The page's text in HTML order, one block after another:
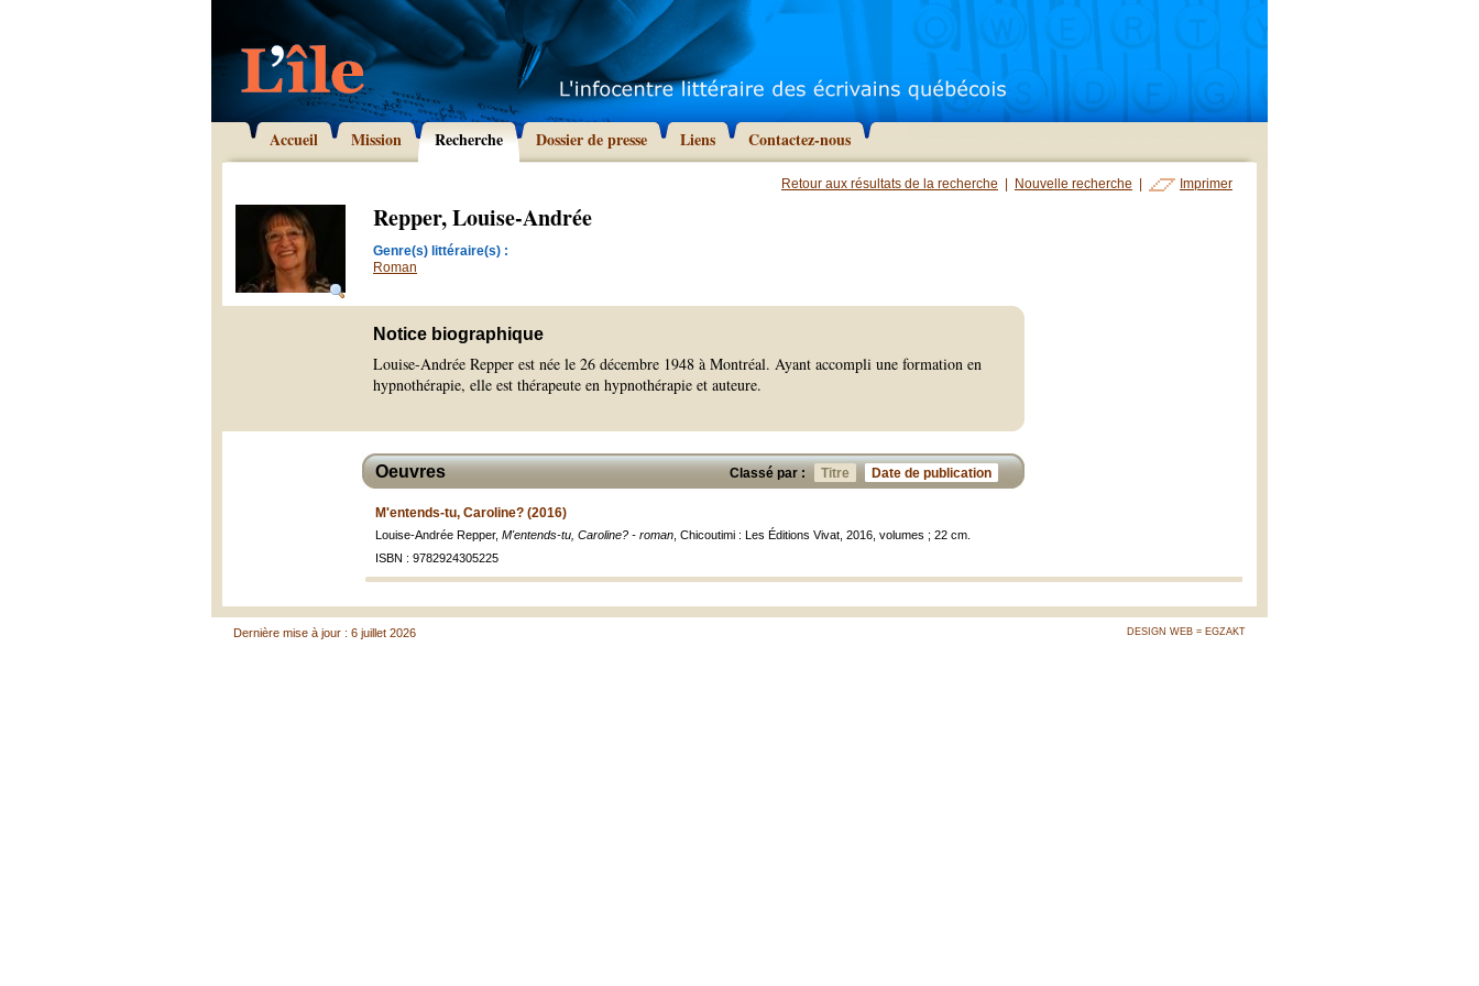
Accueil Mission Recherche Dossier de presse Liens Contactez-nous
Retour aux résultats de la recherche Nouvelle recherche Imprimer
Repper, Louise-Andrée
Genre(s) littéraire(s) :
Roman
Notice biographique
Louise-Andrée Repper est née le 26 décembre 1948 à Montréal. Ayant accompli une formation en
hypnothérapie, elle est thérapeute en hypnothérapie et auteure.
Classé par : Titre Date de publication
Oeuvres
M'entends-tu, Caroline? (2016)
Louise-Andrée Repper, M'entends-tu, Caroline? - roman , Chicoutimi : Les Éditions Vivat, 2016, volumes ; 22 cm.
ISBN : 9782924305225
DESIGN WEB = EGZAKT
Dernière mise à jour : 6 juillet 2026